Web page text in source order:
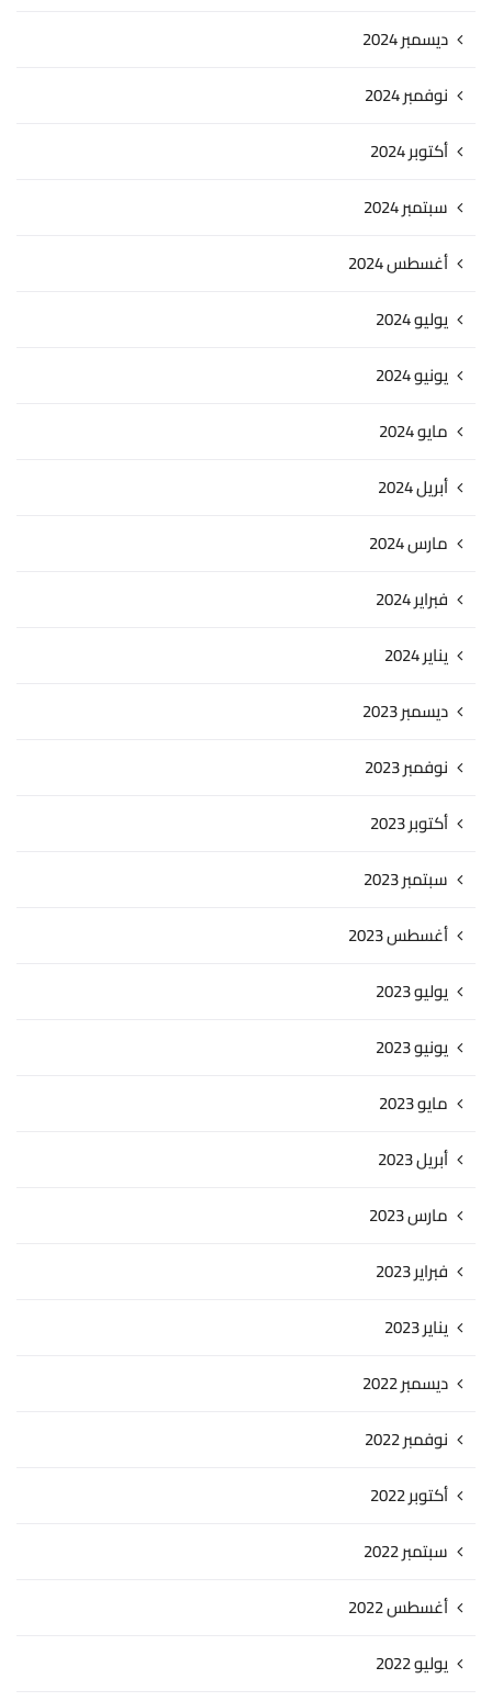
ديسمبر 2024
نوفمبر 2024
أكتوبر 2024
سبتمبر 2024
أغسطس 2024
يوليو 2024
يونيو 2024
مايو 2024
أبريل 2024
مارس 2024
فبراير 2024
يناير 2024
ديسمبر 2023
نوفمبر 2023
أكتوبر 2023
سبتمبر 2023
أغسطس 2023
يوليو 2023
يونيو 2023
مايو 2023
أبريل 2023
مارس 2023
فبراير 2023
يناير 2023
ديسمبر 2022
نوفمبر 2022
أكتوبر 2022
سبتمبر 2022
أغسطس 2022
يوليو 2022